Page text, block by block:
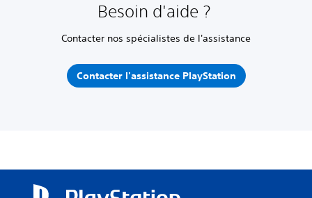
Besoin d'aide ?
Contacter nos spécialistes de l'assistance
Contacter l'assistance PlayStation